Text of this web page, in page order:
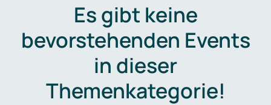
Es gibt keine
bevorstehenden Events
in dieser
Themenkategorie!